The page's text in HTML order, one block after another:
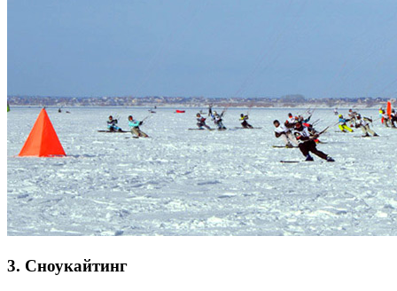
3. Сноукайтинг